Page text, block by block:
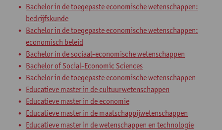
Bachelor in de toegepaste economische wetenschappen:
bedrijfskunde
Bachelor in de toegepaste economische wetenschappen:
economisch beleid
Bachelor in de sociaal-economische wetenschappen
Bachelor of Social-Economic Sciences
Bachelor in de toegepaste economische wetenschappen
Educatieve master in de cultuurwetenschappen
Educatieve master in de economie
Educatieve master in de maatschappijwetenschappen
Educatieve master in de wetenschappen en technologie